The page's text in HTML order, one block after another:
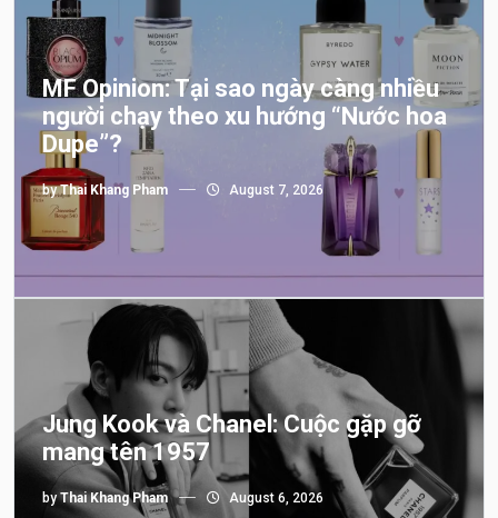
MF Opinion: Tại sao ngày càng nhiều
người chạy theo xu hướng “Nước hoa
Dupe”?
byThai Khang Pham August 7, 2026
Jung Kook và Chanel: Cuộc gặp gỡ
mang tên 1957
byThai Khang Pham August 6, 2026